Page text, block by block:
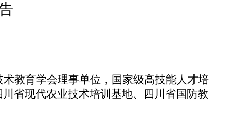
术教育学会理事单位，国家级高技能人才培
省现代农业技术培训基地、四川省国防教